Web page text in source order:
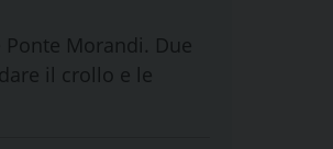
Morandi. Due
il crollo e le